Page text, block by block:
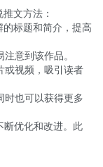
文方法：
标题和简介，提高
意到该作品。
或视频，吸引读者
时也可以获得更多
断优化和改进。此